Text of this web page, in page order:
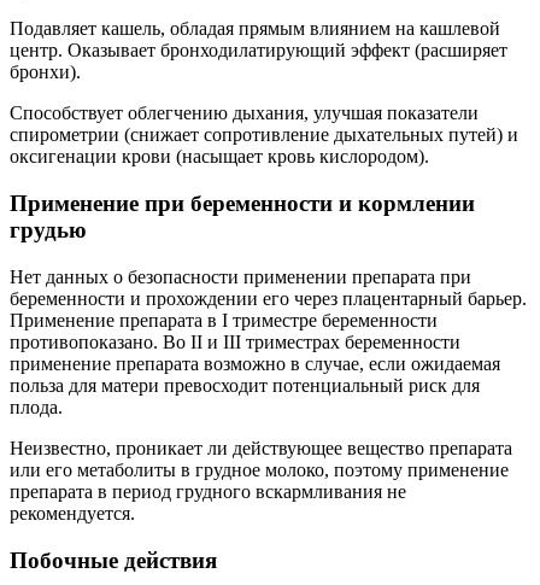
Подавляет кашель, обладая прямым влиянием на кашлевой
центр. Оказывает бронходилатирующий эффект (расширяет
бронхи).
Способствует облегчению дыхания, улучшая показатели
спирометрии (снижает сопротивление дыхательных путей) и
оксигенации крови (насыщает кровь кислородом).
Применение при беременности и кормлении
грудью
Нет данных о безопасности применении препарата при
беременности и прохождении его через плацентарный барьер.
Применение препарата в I триместре беременности
противопоказано. Во II и III триместрах беременности
применение препарата возможно в случае, если ожидаемая
польза для матери превосходит потенциальный риск для
плода.
Неизвестно, проникает ли действующее вещество препарата
или его метаболиты в грудное молоко, поэтому применение
препарата в период грудного вскармливания не
рекомендуется.
Побочные действия